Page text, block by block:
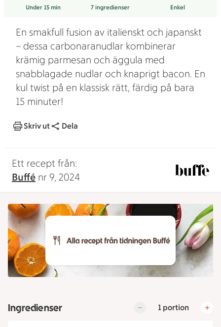
Under 15 min 7ingredienser Enkel
En smakfull fusion av italienskt och japanskt
– dessa carbonaranudlar kombinerar
krämig parmesan och äggula med
snabblagade nudlar och knaprigt bacon. En
kul twist på en klassisk rätt, färdig på bara
15 minuter!
Skriv ut Dela
Ett recept från:
Buffé nr 9, 2024
Ingredienser 1 portion